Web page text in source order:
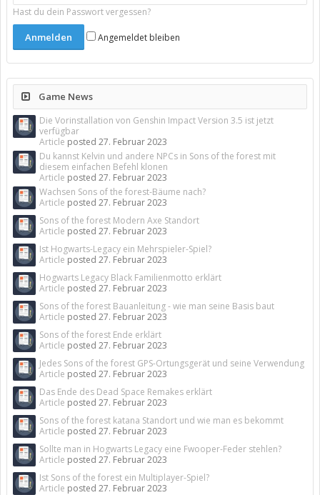
Hast du dein Passwort vergessen?
Angemeldet bleiben
Game News
Die Vorinstallation von Genshin Impact Version 3.5 ist jetzt
verfügbar
Article posted 27. Februar 2023
Du kannst Kelvin und andere NPCs in Sons of the forest mit
diesem einfachen Befehl klonen
Article posted 27. Februar 2023
Wachsen Sons of the forest-Bäume nach?
Article posted 27. Februar 2023
Sons of the forest Modern Axe Standort
Article posted 27. Februar 2023
Ist Hogwarts-Legacy ein Mehrspieler-Spiel?
Article posted 27. Februar 2023
Hogwarts Legacy Black Familienmotto erklärt
Article posted 27. Februar 2023
Sons of the forest Bauanleitung - wie man seine Basis baut
Article posted 27. Februar 2023
Sons of the forest Ende erklärt
Article posted 27. Februar 2023
Jedes Sons of the forest GPS-Ortungsgerät und seine Verwendung
Article posted 27. Februar 2023
Das Ende des Dead Space Remakes erklärt
Article posted 27. Februar 2023
Sons of the forest katana Standort und wie man es bekommt
Article posted 27. Februar 2023
Sollte man in Hogwarts Legacy eine Fwooper-Feder stehlen?
Article posted 27. Februar 2023
Ist Sons of the forest ein Multiplayer-Spiel?
Article posted 27. Februar 2023